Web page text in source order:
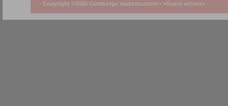
Copyright ©2026 Göteborgs stadsmuseum • <Guest access>